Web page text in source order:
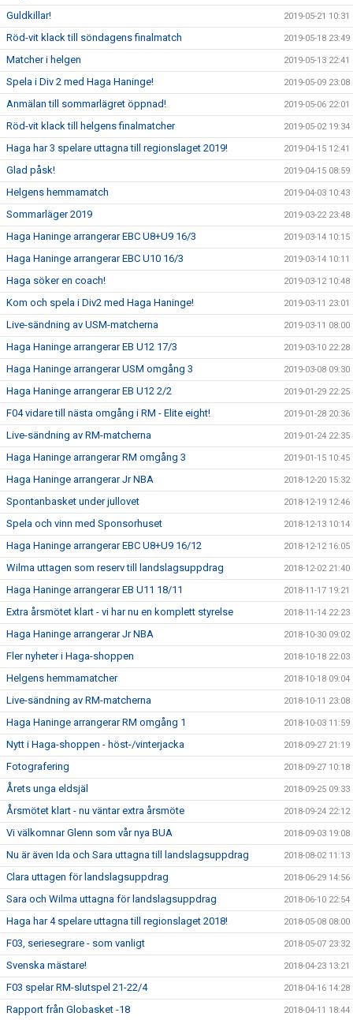
Guldkillar! 2019-05-21 10:31
Röd-vit klack till söndagens finalmatch 2019-05-18 23:49
Matcher i helgen 2019-05-13 22:41
Spela i Div 2 med Haga Haninge! 2019-05-09 23:08
Anmälan till sommarlägret öppnad! 2019-05-06 22:01
Röd-vit klack till helgens finalmatcher 2019-05-02 19:34
Haga har 3 spelare uttagna till regionslaget 2019! 2019-04-15 12:41
Glad påsk! 2019-04-15 08:59
Helgens hemmamatch 2019-04-03 10:43
Sommarläger 2019 2019-03-22 23:48
Haga Haninge arrangerar EBC U8+U9 16/3 2019-03-14 10:15
Haga Haninge arrangerar EBC U10 16/3 2019-03-14 10:11
Haga söker en coach! 2019-03-12 10:48
Kom och spela i Div2 med Haga Haninge! 2019-03-11 23:01
Live-sändning av USM-matcherna 2019-03-11 08:00
Haga Haninge arrangerar EB U12 17/3 2019-03-10 22:28
Haga Haninge arrangerar USM omgång 3 2019-03-08 09:30
Haga Haninge arrangerar EB U12 2/2 2019-01-29 22:25
F04 vidare till nästa omgång i RM - Elite eight! 2019-01-28 20:36
Live-sändning av RM-matcherna 2019-01-24 22:35
Haga Haninge arrangerar RM omgång 3 2019-01-15 10:45
Haga Haninge arrangerar Jr NBA 2018-12-20 15:32
Spontanbasket under jullovet 2018-12-19 12:46
Spela och vinn med Sponsorhuset 2018-12-13 10:14
Haga Haninge arrangerar EBC U8+U9 16/12 2018-12-12 16:05
Wilma uttagen som reserv till landslagsuppdrag 2018-12-02 21:40
Haga Haninge arrangerar EB U11 18/11 2018-11-17 19:21
Extra årsmötet klart - vi har nu en komplett styrelse 2018-11-14 22:23
Haga Haninge arrangerar Jr NBA 2018-10-30 09:02
Fler nyheter i Haga-shoppen 2018-10-18 22:03
Helgens hemmamatcher 2018-10-18 09:04
Live-sändning av RM-matcherna 2018-10-11 23:08
Haga Haninge arrangerar RM omgång 1 2018-10-03 11:59
Nytt i Haga-shoppen - höst-/vinterjacka 2018-09-27 21:19
Fotografering 2018-09-27 10:18
Årets unga eldsjäl 2018-09-25 09:33
Årsmötet klart - nu väntar extra årsmöte 2018-09-24 22:12
Vi välkomnar Glenn som vår nya BUA 2018-09-03 19:08
Nu är även Ida och Sara uttagna till landslagsuppdrag 2018-08-02 11:13
Clara uttagen för landslagsuppdrag 2018-06-29 14:56
Sara och Wilma uttagna för landslagsuppdrag 2018-06-10 22:54
Haga har 4 spelare uttagna till regionslaget 2018! 2018-05-08 08:00
F03, seriesegrare - som vanligt 2018-05-07 23:32
Svenska mästare! 2018-04-23 13:21
F03 spelar RM-slutspel 21-22/4 2018-04-16 14:28
Rapport från Globasket -18 2018-04-11 18:44